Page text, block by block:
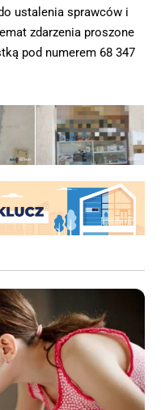
ustalenia sprawców i
zdarzenia proszone
pod numerem 68 347